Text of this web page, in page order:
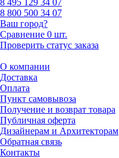
8 495 129 34 07
8 800 500 34 07
Ваш город?
Сравнение 0 шт.
Проверить статус заказа
О компании
Доставка
Оплата
Пункт самовывоза
Получение и возврат товара
Публичная оферта
Дизайнерам и Архитекторам
Обратная связь
Контакты